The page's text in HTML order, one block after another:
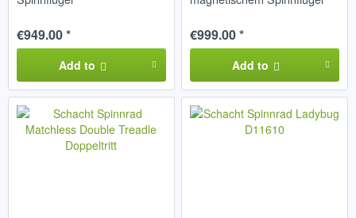
€949.00 *
Add to
€999.00 *
Add to